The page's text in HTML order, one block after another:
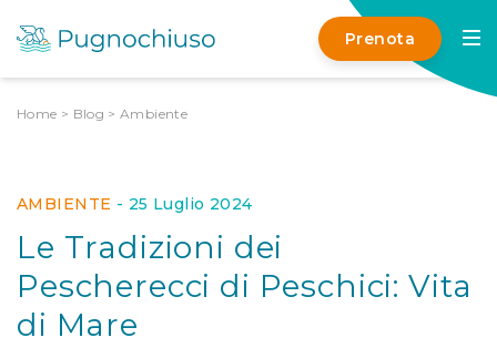
Prenota
Home > Blog >Ambiente
AMBIENTE - 25 Luglio 2024
Le Tradizioni dei
Pescherecci di Peschici: Vita
di Mare